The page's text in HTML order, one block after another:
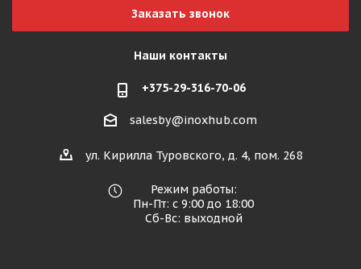
Заказать звонок
Наши контакты
+375-29-316-70-06
salesby@inoxhub.com
ул. Кирилла Туровского, д. 4, пом. 268
Режим работы:
Пн-Пт: с 9:00 до 18:00
Сб-Вс: выходной